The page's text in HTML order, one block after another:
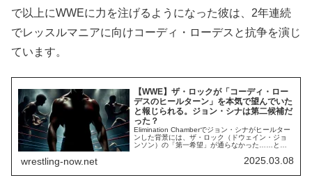
で以上にWWEに力を注げるようになった彼は、2年連続
でレッスルマニアに向けコーディ・ローデスと抗争を演じ
ています。
【WWE】ザ・ロックが「コーディ・ロー
デスのヒールターン」を本気で望んでいた
と報じられる。ジョン・シナは第二候補だ
った？
Elimination Chamberでジョン・シナがヒールター
ンした背景には、ザ・ロック（ドウェイン・ジョ
ンソン）の「第一希望」が通らなかった……とい
ーデスに対して「お前の魂がほしい」などと語り
Elimination Chamberで「クソ喰らえ」と反発。そ
wrestling-now.net 2025.03.08